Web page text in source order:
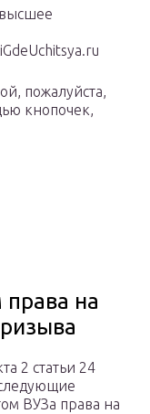
пожалуйста,
кнопочек,
на
2 статьи 24
ВУЗа права на